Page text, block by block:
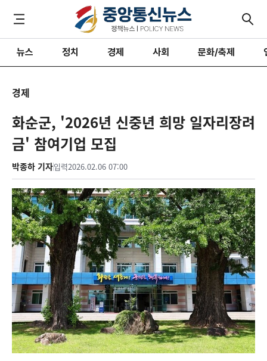
뉴스 정치 경제 사회 문화/축제
경제
화순군, '2026년 신중년 희망 일자리장려
금' 참여기업 모집
박종하 기자입력2026.02.06 07:00